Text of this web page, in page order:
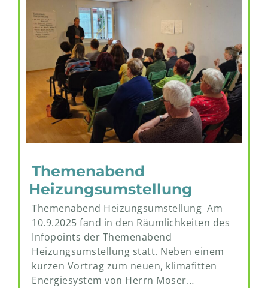
Themenabend
Heizungsumstellung
Themenabend Heizungsumstellung Am
10.9.2025 fand in den Räumlichkeiten des
Infopoints der Themenabend
Heizungsumstellung statt. Neben einem
kurzen Vortrag zum neuen, klimafitten
Energiesystem von Herrn Moser…